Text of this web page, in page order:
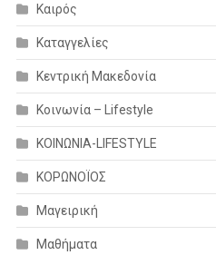
Καιρός
Καταγγελίες
Κεντρική Μακεδονία
Κοινωνία – Lifestyle
ΚΟΙΝΩΝΙΑ-LIFESTYLE
ΚΟΡΩΝΟΪΟΣ
Μαγειρική
Μαθήματα